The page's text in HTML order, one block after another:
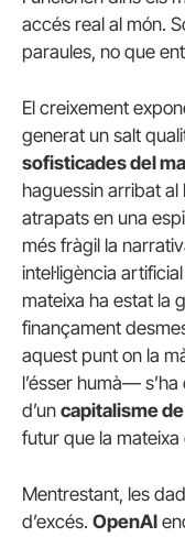
accés real al món.
paraules, no que
El creixement
generat un salt
sofisticades del
haguessin arribat
atrapats en una
més fràgil la
intel·ligència
mateixa ha estat la
finançament
aquest punt on la
l’ésser humà—
d’un capitalisme
futur que la
Mentrestant, les
d’excés. OpenAI